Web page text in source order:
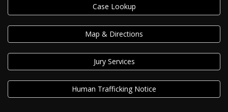
Case Lookup
Map & Directions
Jury Services
Human Trafficking Notice